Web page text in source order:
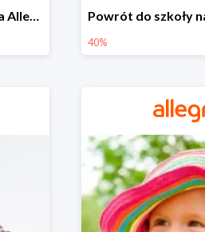
Pieluszki Pampers Pants na Allegro od 42,90 zł
40%